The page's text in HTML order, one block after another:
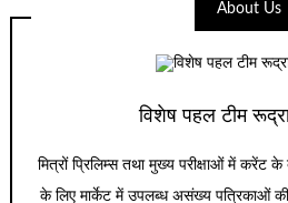
About Us
विशेष पहल टीम
मित्रों प्रिलिम्स तथा मुख्य परीक्षाओं में करेंट
के लिए मार्केट में उपलब्ध असंख्य पत्रिकाओं